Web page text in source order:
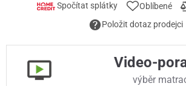
Spočítat splátky Oblíbené
Položit dotaz prodejci
Video-
výběr